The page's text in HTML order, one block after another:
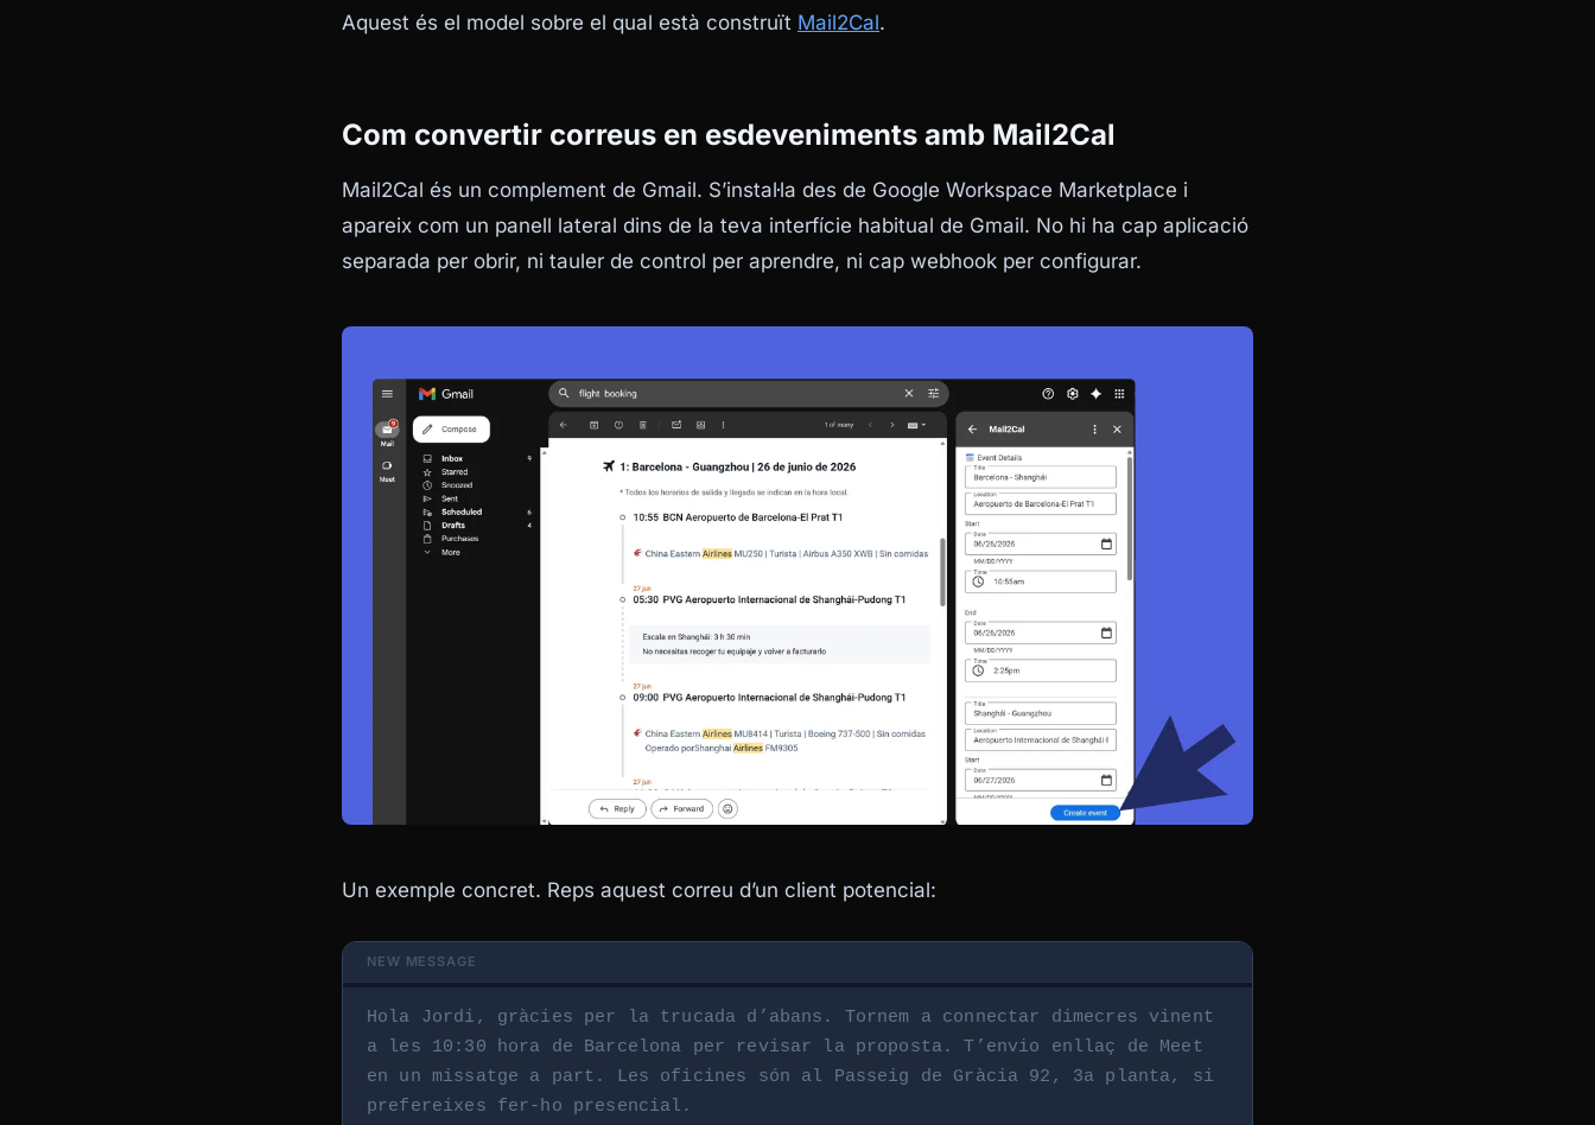
Aquest és el model sobre el qual està construït Mail2Cal.
Com convertir correus en esdeveniments amb Mail2Cal
Mail2Cal és un complement de Gmail. S’instal·la des de Google Workspace Marketplace i
apareix com un panell lateral dins de la teva interfície habitual de Gmail. No hi ha cap aplicació
separada per obrir, ni tauler de control per aprendre, ni cap webhook per configurar.
Un exemple concret. Reps aquest correu d’un client potencial:
Hola Jordi, gràcies per la trucada d’abans. Tornem a connectar dimecres vinent
a les 10:30 hora de Barcelona per revisar la proposta. T’envio enllaç de Meet
en un missatge a part. Les oficines són al Passeig de Gràcia 92, 3a planta, si
prefereixes fer-ho presencial.